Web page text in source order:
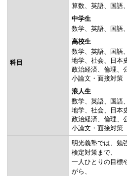
科目
算数
英語 国語
中学生
数学
英語 国語
高校生
数学
英語 国語
地学
社会 日本
政治経済
倫理
小論文・面接対策
浪人生
数学
英語 国語
地学
社会 日本
政治経済
倫理
小論文・面接対策
明光義塾では、勉
検定対策まで、
一人ひとりの目標
がら、